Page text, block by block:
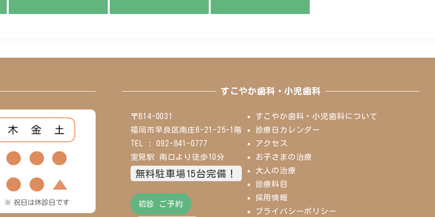
すこやか歯科・小児歯科
〒814-0031
福岡市早良区南庄6-21-25-1階
TEL : 092-841-0777
室見駅 南口より徒歩10分
無料駐車場15台完備！
初診 ご予約
すこやか歯科・小児歯科について
診療日カレンダー
アクセス
お子さまの治療
大人の治療
診療科目
採用情報
プライバシーポリシー